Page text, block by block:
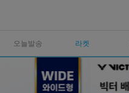
오늘발송 라켓